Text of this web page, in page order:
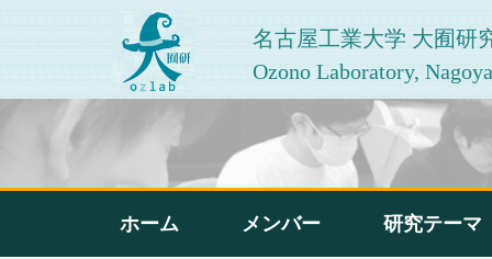
名古屋工業大学 大囿研
Ozono Laboratory,
ホーム メンバー 研究テーマ